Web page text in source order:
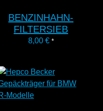
BENZINHAHN-
FILTERSIEB
8,00 € *